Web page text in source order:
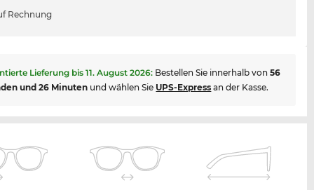
Rechnung
Lieferung bis11. August 2026: Bestellen Sie innerhalb von56
und 26 Minuten und wählen Sie UPS-Express an der Kasse.